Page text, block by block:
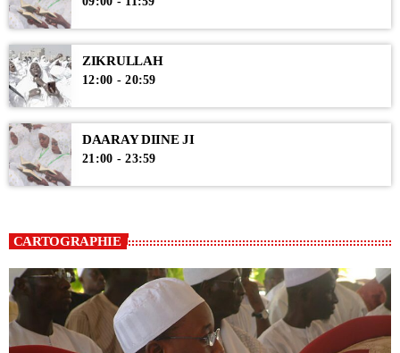
ZIKRULLAH
12:00 - 20:59
DAARAY DIINE JI
21:00 - 23:59
CARTOGRAPHIE